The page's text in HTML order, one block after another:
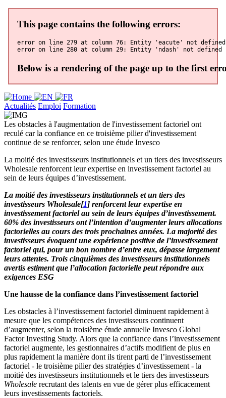
Actualités Emploi Formation
Les obstacles à l'augmentation de l'investissement factoriel ont
reculé car la confiance en ce troisième pilier d'investissement
continue de se renforcer, selon une étude Invesco
La moitié des investisseurs institutionnels et un tiers des investisseurs
Wholesale renforcent leur expertise en investissement factoriel au
sein de leurs équipes d’investissement.
La moitié des investisseurs institutionnels et un tiers des
investisseurs Wholesale[1] renforcent leur expertise en
investissement factoriel au sein de leurs équipes d’investissement.
60% des investisseurs ont l’intention d’augmenter leurs allocations
factorielles au cours des trois prochaines années. La majorité des
investisseurs évoquent une expérience positive de l’investissement
factoriel qui, pour un bon nombre d’entre eux, dépasse largement
leurs attentes. Trois cinquièmes des investisseurs institutionnels
avertis estiment que l’allocation factorielle peut répondre aux
exigences ESG
Une hausse de la confiance dans l’investissement factoriel
Les obstacles à l’investissement factoriel diminuent rapidement à
mesure que les compétences des investisseurs continuent
d’augmenter, selon la troisième étude annuelle Invesco Global
Factor Investing Study. Alors que la confiance dans l’investissement
factoriel augmente, les gestionnaires d’actifs modifient de plus en
plus rapidement la manière dont ils tirent parti de l’investissement
factoriel - le troisième pilier des stratégies d’investissement - la
moitié des investisseurs institutionnels et le tiers des investisseurs
Wholesale recrutant des talents en vue de gérer plus efficacement
leurs investissements factoriels.